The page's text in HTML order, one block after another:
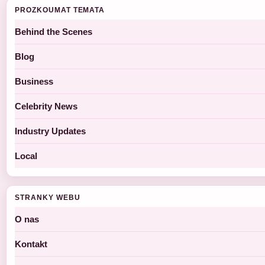
PROZKOUMAT TEMATA
Behind the Scenes
Blog
Business
Celebrity News
Industry Updates
Local
STRANKY WEBU
O nas
Kontakt